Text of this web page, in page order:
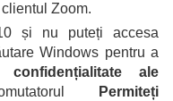
Zoom.
și nu puteți accesa
Windows pentru a
ale
Permiteți